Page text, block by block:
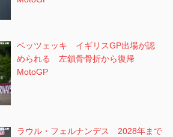
ベッツェッキ イギリスGP出場が認
められる 左鎖骨骨折から復帰
MotoGP
ラウル・フェルナンデス 2028年まで